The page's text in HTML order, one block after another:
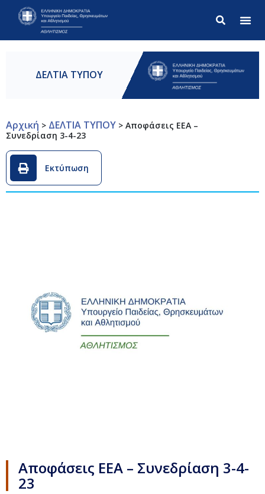
ΔΕΛΤΙΑ ΤΥΠΟΥ
Αρχική > ΔΕΛΤΙΑ ΤΥΠΟΥ > Αποφάσεις ΕΕΑ –
Συνεδρίαση 3-4-23
Εκτύπωση
Αποφάσεις ΕΕΑ – Συνεδρίαση 3-4-
23